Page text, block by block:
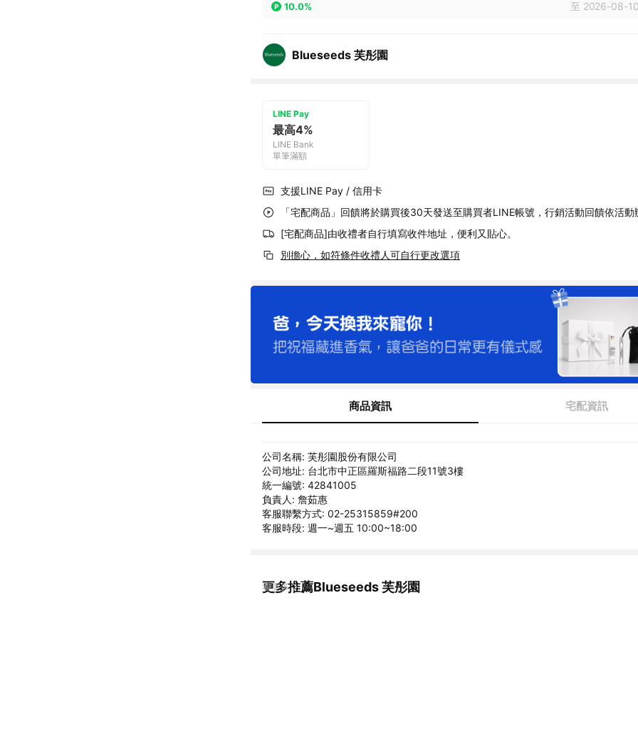
10.0% 至 2026-08-
Blueseeds 芙彤園
LINE Pay
最高4%
LINE Bank
單筆滿額
支援LINE Pay / 信用卡
「宅配商品」回饋將於購買後30天發送至購買者LINE帳號，行銷活動回饋依活動
[宅配商品]由收禮者自行填寫收件地址，便利又貼心。
別擔心，如符條件收禮人可自行更改選項
商品資訊 宅配資訊
公司名稱: 芙彤園股份有限公司
公司地址: 台北市中正區羅斯福路二段11號3樓
統一編號: 42841005
負責人: 詹茹惠
客服聯繫方式: 02-25315859#200
客服時段: 週一~週五 10:00~18:00
更多推薦Blueseeds 芙彤園
看更多